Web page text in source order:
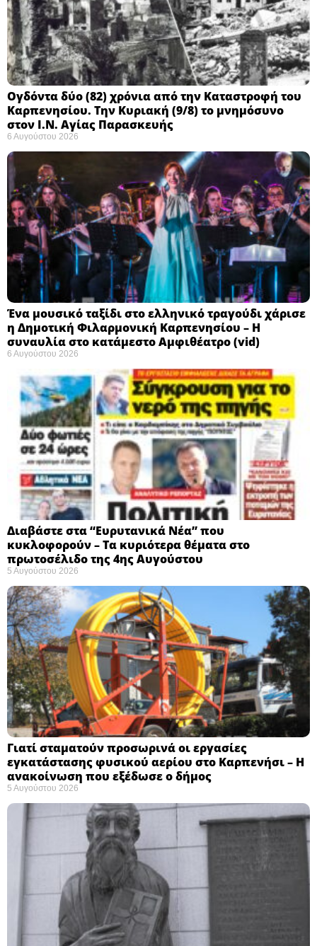
Ογδόντα δύο (82) χρόνια από την Καταστροφή του
Καρπενησίου. Την Κυριακή (9/8) το μνημόσυνο
στον Ι.Ν. Αγίας Παρασκευής
6 Αυγούστου 2026
Ένα μουσικό ταξίδι στο ελληνικό τραγούδι χάρισε
η Δημοτική Φιλαρμονική Καρπενησίου – Η
συναυλία στο κατάμεστο Αμφιθέατρο (vid)
6 Αυγούστου 2026
Διαβάστε στα “Ευρυτανικά Νέα” που
κυκλοφορούν – Τα κυριότερα θέματα στο
πρωτοσέλιδο της 4ης Αυγούστου
5 Αυγούστου 2026
Γιατί σταματούν προσωρινά οι εργασίες
εγκατάστασης φυσικού αερίου στο Καρπενήσι – Η
ανακοίνωση που εξέδωσε ο δήμος
5 Αυγούστου 2026